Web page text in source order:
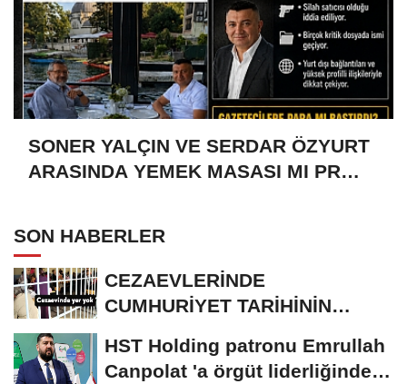
SONER YALÇIN VE SERDAR ÖZYURT
ARASINDA YEMEK MASASI MI PR
SON HABERLER
CEZAEVLERİNDE
CUMHURİYET TARİHİNİN
KİŞİ...
HST Holding patronu Emrullah
Canpolat 'a örgüt liderliğinden